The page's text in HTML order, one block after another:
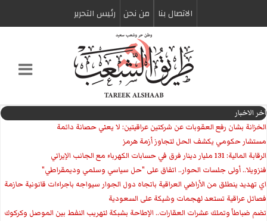
الاتصال بنا من نحن رئیس التحریر
اخر الاخبار
الخزانة بشان رفع العقوبات عن شركتين عراقيتين: لا يعني حصانة دائمة
مستشار حكومي يكشف الحل لتجاوز أزمة هرمز
الرقابة المالية: 131 مليار دينار فرق في حسابات الكهرباء مع الجانب الإيراني
فنزويلا.. أولى جلسات الحوار.. اتفاق على "حل سياسي وسلمي وديمقراطي"
اي تهديد ينطلق من الأراضي العراقية باتجاه دول الجوار سيواجه باجراءات قانونية حازمة
فصائل عراقية تستعد لهجمات وشيكة على السعودية
تضم ضباطاً وتملك عشرات العقارات.. الإطاحة بشبكة لتهريب النفط بين الموصل وكركوك